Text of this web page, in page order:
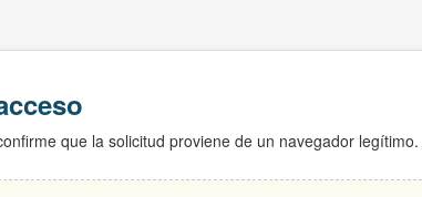
que la solicitud proviene de un navegador legítimo.